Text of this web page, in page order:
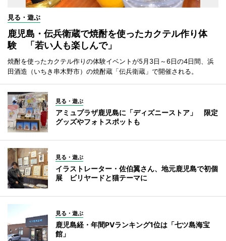
見る・遊ぶ
鹿児島・伝兵衛蔵で焼酎を使ったカクテル作り体
験 「若い人も楽しんで」
焼酎を使ったカクテル作りの体験イベントが5月3日～6日の4日間、浜
田酒造（いちき串木野市）の焼酎蔵「伝兵衛蔵」で開催される。
見る・遊ぶ
アミュプラザ鹿児島に「ディズニーストア」 限定
グッズやフォトスポットも
見る・遊ぶ
イラストレーター・佐伯翼さん、地元鹿児島で初個
展 ビリヤードと猫テーマに
見る・遊ぶ
鹿児島経・年間PVランキング1位は「七ツ島海宝
館」